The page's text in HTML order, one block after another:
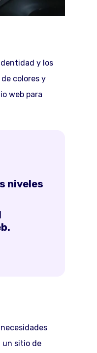
y los
colores y
web para
niveles
un sitio de